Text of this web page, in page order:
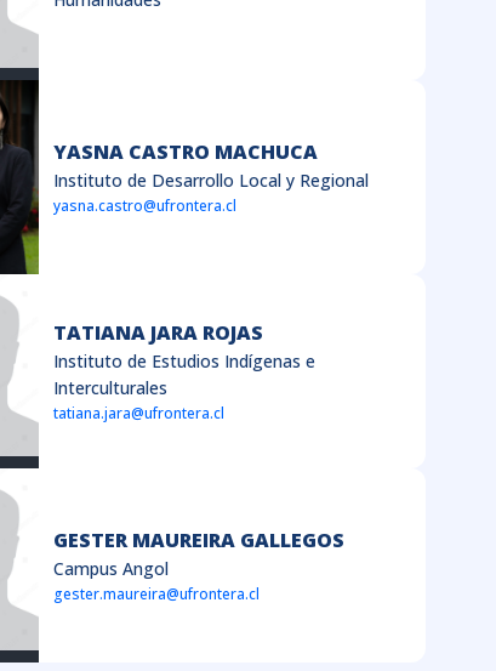
YASNA CASTRO MACHUCA
Instituto de Desarrollo Local y Regional
yasna.castro@ufrontera.cl
TATIANA JARA ROJAS
Instituto de Estudios Indígenas e
Interculturales
tatiana.jara@ufrontera.cl
GESTER MAUREIRA GALLEGOS
Campus Angol
gester.maureira@ufrontera.cl